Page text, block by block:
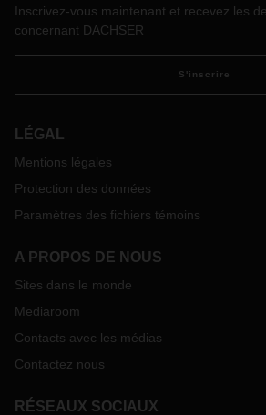
Inscrivez-vous maintenant et recevez les
concernant DACHSER
S'inscrire
LÉGAL
Mentions légales
Protection des données
Paramètres des fichiers témoins
A PROPOS DE NOUS
Sites dans le monde
Mediaroom
Contacts avec les médias
Contactez nous
RÉSEAUX SOCIAUX